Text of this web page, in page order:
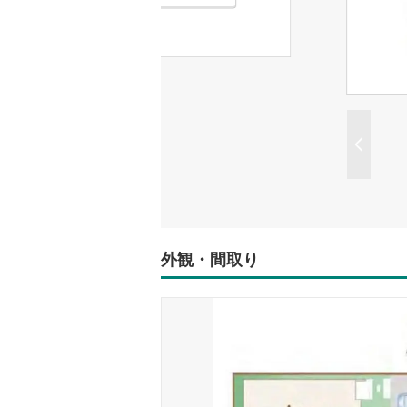
外観・間取り